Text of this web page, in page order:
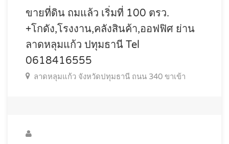
ขายที่ดิน ถมแล้ว เริ่มที่ 100 ตรว.
+โกดัง,โรงงาน,คลังสินค้า,ออฟฟิศ ย่าน
ลาดหลุมแก้ว ปทุมธานี Tel
0618416555
ลาดหลุมแก้ว จังหวัดปทุมธานี ถนน 340 ขาเข้า